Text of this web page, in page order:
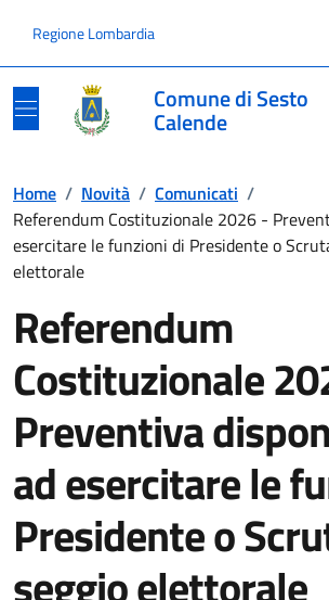
Regione Lombardia
Comune di Sesto
Calende
Home / Novità / Comunicati /
Referendum Costituzionale 2026 -
esercitare le funzioni di Presidente o
elettorale
Referendum
Costituzionale
Preventiva
ad esercitare le
Presidente o